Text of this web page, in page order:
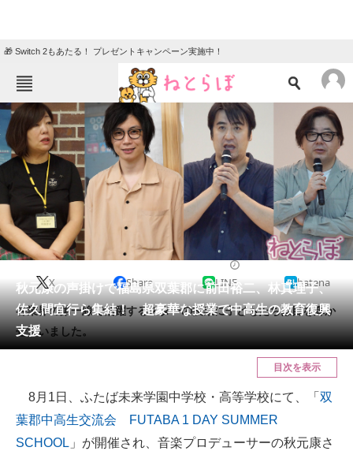
🎁 Switch 2もあたる！ プレゼントキャンペーン実施中！
ねとらぼメニュー
TOP ニュース
エンタメ クイズ
グルメ 地域
住まい 教育・育児
動物 リサーチ
会員記事
メディア
注目記事を集めた総合ページ
スマホと通信の最新トレンド
秋元康の声掛けで福島県双葉郡に前田裕二、林真理子、
佐久間宜行ら集結！ 超豪華な授業で中高生の教育復興
支援
X Share LINE hatena
各業界の第一線で活躍するスターの授業に子どもたちは目を輝か
せていました。
目次を表示
8月1日、ふたば未来学園中学校・高等学校にて、「 双
葉郡中高生交流会 FUTABA 1 DAY SUMMER
SCHOOL 」が開催され、音楽プロデューサーの秋元康さ